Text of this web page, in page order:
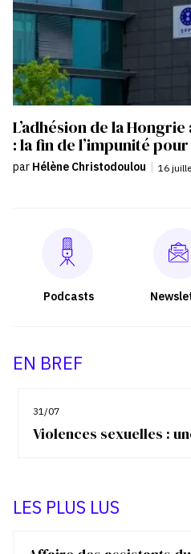
L’adhésion de la
: la fin de l’impunité pour
par Hélène Christodoulou | 16
Podcasts
EN BREF
31/07
Violences sexuelles :
LES PLUS LUS